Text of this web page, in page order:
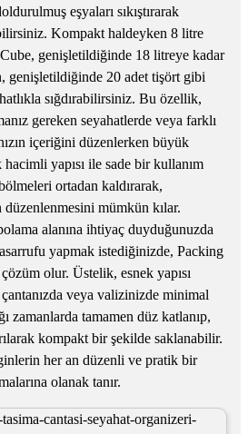
eşyaları sıkıştırarak
Kompakt haldeyken 8 litre
genişletildiğinde 18 litreye kadar
genişletildiğinde 20 adet tişört gibi
sığdırabilirsiniz. Bu özellik,
gereken seyahatlerde veya farklı
içeriğini düzenlerken büyük
yapısı ile sade bir kullanım
ortadan kaldırarak,
düzenlenmesini mümkün kılar.
alanına ihtiyaç duyduğunuzda
yapmak istediğinizde, Packing
olur. Üstelik, esnek yapısı
veya valizinizde minimal
zamanlarda tamamen düz katlanıp,
kompakt bir şekilde saklanabilir.
her an düzenli ve pratik bir
olanak tanır.